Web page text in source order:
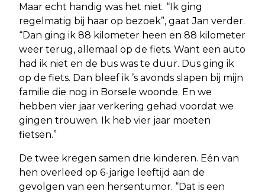
Maar echt handig was het niet. “Ik ging
regelmatig bij haar op bezoek”, gaat Jan verder.
“Dan ging ik 88 kilometer heen en 88 kilometer
weer terug, allemaal op de fiets. Want een auto
had ik niet en de bus was te duur. Dus ging ik
op de fiets. Dan bleef ik ’s avonds slapen bij mijn
familie die nog in Borsele woonde. En we
hebben vier jaar verkering gehad voordat we
gingen trouwen. Ik heb vier jaar moeten
fietsen.”
De twee kregen samen drie kinderen. Eén van
hen overleed op 6-jarige leeftijd aan de
gevolgen van een hersentumor. “Dat is een